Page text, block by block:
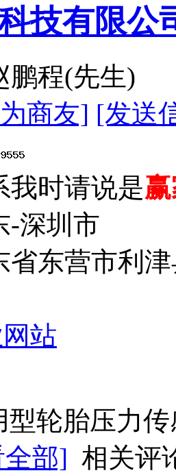
技有限公
鹏程(先生)
商友] [发送
我时请说是
-深圳市
省东营市利
站
型轮胎压力
部] 相关评